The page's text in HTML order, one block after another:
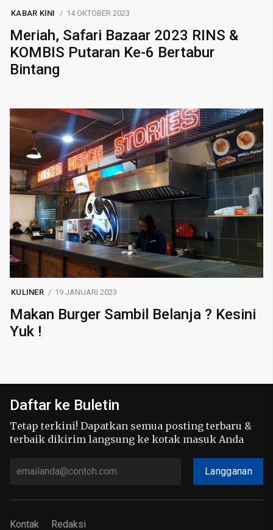
KABAR KINI 14 OKTOBER 2023
Meriah, Safari Bazaar 2023 RINS &
KOMBIS Putaran Ke-6 Bertabur
Bintang
KULINER 19 JANUARI 2023
Makan Burger Sambil Belanja ? Kesini
Yuk !
Daftar ke Buletin
Tetap terkini! Dapatkan semua posting terbaru &
terbaik dikirim langsung ke kotak masuk Anda
Langganan
Kontak Redaksi